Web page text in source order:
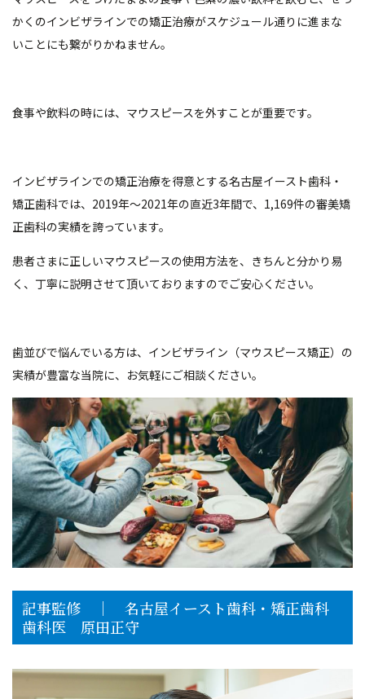
かくのインビザラインでの矯正治療がスケジュール通りに進まな
いことにも繋がりかねません。
食事や飲料の時には、マウスピースを外すことが重要です。
インビザラインでの矯正治療を得意とする名古屋イースト歯科・
矯正歯科では、2019年～2021年の直近3年間で、1,169件の審美矯
正歯科の実績を誇っています。
患者さまに正しいマウスピースの使用方法を、きちんと分かり易
く、丁寧に説明させて頂いておりますのでご安心ください。
歯並びで悩んでいる方は、インビザライン（マウスピース矯正）の
実績が豊富な当院に、お気軽にご相談ください。
記事監修 │ 名古屋イースト歯科・矯正歯科
歯科医 原田正守